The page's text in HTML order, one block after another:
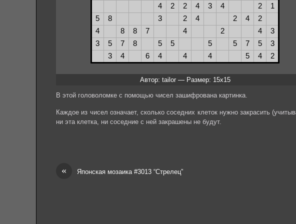
Автор: tailor — Размер: 15x15
В этой головоломке с помощью чисел зашифрована картинка.
Каждое из чисел означает, сколько соседних клеток нужно закрасить
ни эта клетка, ни соседние с ней закрашены не будут.
« Японская мозаика #3013 “Стрелец”